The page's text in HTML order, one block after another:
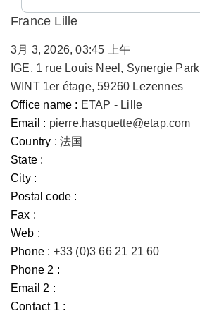
France Lille
3月 3, 2026, 03:45 上午
IGE, 1 rue Louis Neel, Synergie
WINT 1er étage, 59260 Lezennes
Office name : ETAP - Lille
Email : pierre.hasquette@etap.com
Country : 法国
State :
City :
Postal code :
Fax :
Web :
Phone : +33 (0)3 66 21 21 60
Phone 2 :
Email 2 :
Contact 1 :